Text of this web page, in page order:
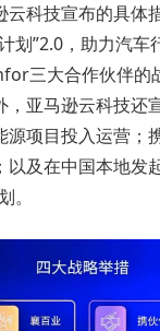
云科技宣布的具体
划”2.0，助力汽车
三大合作伙伴的
，亚马逊云科技还
源项目投入运营；
及在中国本地发
。